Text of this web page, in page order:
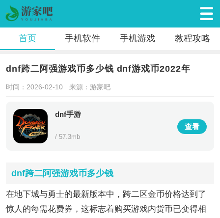
首页 手机软件 手机游戏 教程攻略
dnf跨二阿强游戏币多少钱 dnf游戏币2022年
时间：2026-02-10 来源：游家吧
dnf手游
/ 57.3mb
查看
dnf跨二阿强游戏币多少钱
在地下城与勇士的最新版本中，跨二区金币价格达到了
惊人的每需花费券，这标志着购买游戏内货币已变得相